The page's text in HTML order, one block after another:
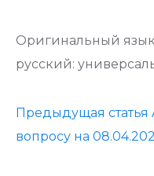
Оригинальный
русский:
Предыдущая статья
вопросу на